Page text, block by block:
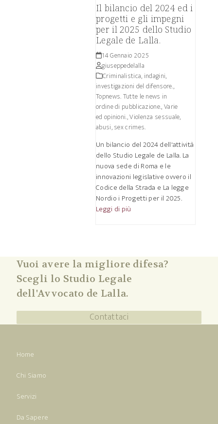
Il bilancio del 2024 ed i
progetti e gli impegni
per il 2025 dello Studio
Legale de Lalla.
14 Gennaio 2025
giuseppedelalla
Criminalistica, indagini,
investigazioni del difensore.,
Topnews. Tutte le news in
ordine di pubblicazione.,Varie
ed opinioni.,Violenza sessuale,
abusi, sex crimes.
Un bilancio del 2024 dell'attività
dello Studio Legale de Lalla. La
nuova sede di Roma e le
innovazioni legislative ovvero il
Codice della Strada e La legge
Nordio i Progetti per il 2025.
Leggi di più
Vuoi avere la migliore difesa?
Scegli lo Studio Legale
dell'Avvocato de Lalla.
Contattaci
Home
Chi Siamo
Servizi
Da Sapere